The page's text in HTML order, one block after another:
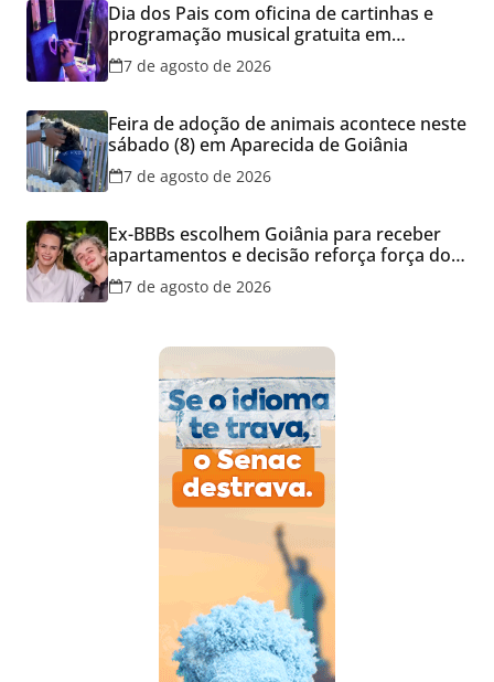
Dia dos Pais com oficina de cartinhas e
programação musical gratuita em
Aparecida de Goiânia
7 de agosto de 2026
Feira de adoção de animais acontece neste
sábado (8) em Aparecida de Goiânia
7 de agosto de 2026
Ex-BBBs escolhem Goiânia para receber
apartamentos e decisão reforça força do
mercado imobiliário da capital
7 de agosto de 2026